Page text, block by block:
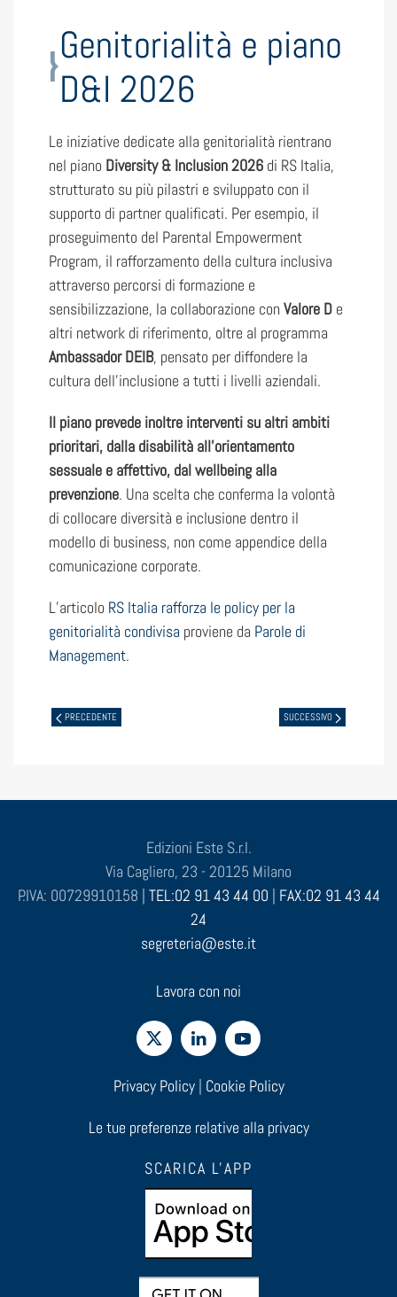
Genitorialità e piano
D&I 2026
Le iniziative dedicate alla genitorialità rientrano
nel piano Diversity & Inclusion 2026 di RS Italia,
strutturato su più pilastri e sviluppato con il
supporto di partner qualificati. Per esempio, il
proseguimento del Parental Empowerment
Program, il rafforzamento della cultura inclusiva
attraverso percorsi di formazione e
sensibilizzazione, la collaborazione con Valore D e
altri network di riferimento, oltre al programma
Ambassador DEIB, pensato per diffondere la
cultura dell’inclusione a tutti i livelli aziendali.
Il piano prevede inoltre interventi su altri ambiti
prioritari, dalla disabilità all’orientamento
sessuale e affettivo, dal wellbeing alla
prevenzione. Una scelta che conferma la volontà
di collocare diversità e inclusione dentro il
modello di business, non come appendice della
comunicazione corporate.
L’articolo RS Italia rafforza le policy per la
genitorialità condivisa proviene da Parole di
Management.
PRECEDENTE SUCCESSIVO
Edizioni Este S.r.l.
Via Cagliero, 23 - 20125 Milano
P.IVA: 00729910158 | TEL:02 91 43 44 00 | FAX:02 91 43 44
24
segreteria@este.it
Lavora con noi
Privacy Policy| Cookie Policy
Le tue preferenze relative alla privacy
SCARICA L'APP